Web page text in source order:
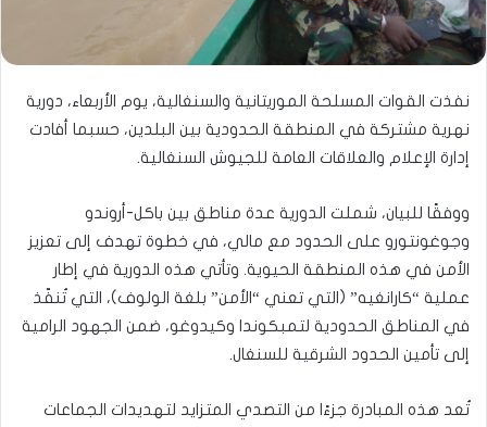
نفذت القوات المسلحة الموريتانية والسنغالية، يوم الأربعاء، دورية
نهرية مشتركة في المنطقة الحدودية بين البلدين، حسبما أفادت
إدارة الإعلام والعلاقات العامة للجيوش السنغالية.
ووفقًا للبيان، شملت الدورية عدة مناطق بين باكل-أروندو
وجوغونتورو على الحدود مع مالي، في خطوة تهدف إلى تعزيز
الأمن في هذه المنطقة الحيوية. وتأتي هذه الدورية في إطار
عملية “كارانغيه” (التي تعني “الأمن” بلغة الولوف)، التي تُنفّذ
في المناطق الحدودية لتمبكوندا وكيدوغو، ضمن الجهود الرامية
إلى تأمين الحدود الشرقية للسنغال.
تُعد هذه المبادرة جزءًا من التصدي المتزايد لتهديدات الجماعات